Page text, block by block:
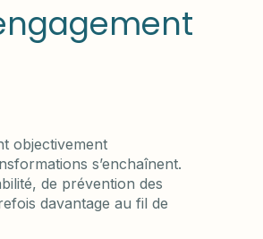
objectivement
s’enchaînent.
de prévention des
davantage au fil de